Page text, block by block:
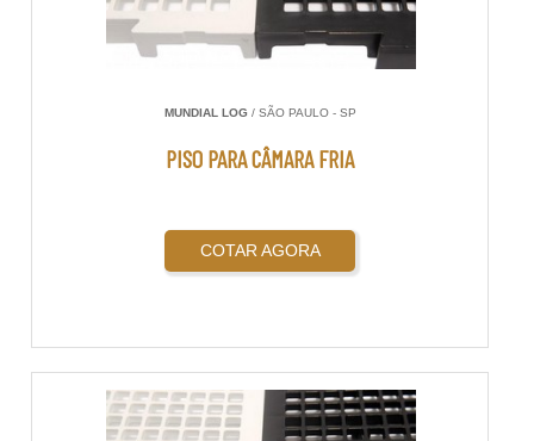
MUNDIAL LOG/ SÃO PAULO - SP
PISO PARA CÂMARA FRIA
COTAR AGORA